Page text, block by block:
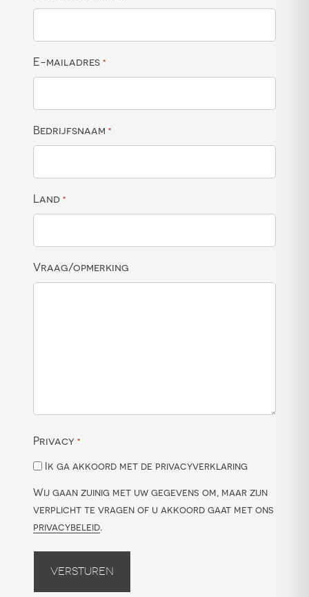
E-mailadres *
Bedrijfsnaam *
Land *
Vraag/opmerking
Privacy *
Ik ga akkoord met de privacyverklaring
Wij gaan zuinig met uw gegevens om, maar zijn
verplicht te vragen of u akkoord gaat met ons
privacybeleid.
Versturen